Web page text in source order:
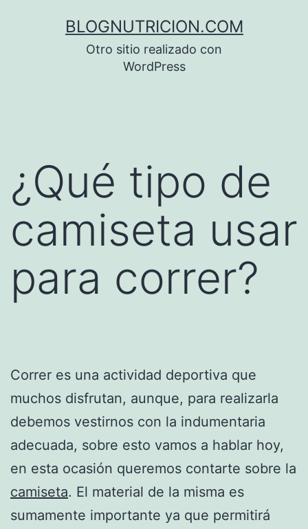
BLOGNUTRICION.COM
Otro sitio realizado con
WordPress
¿Qué tipo de
camiseta usar
para correr?
Correr es una actividad deportiva que
muchos disfrutan, aunque, para realizarla
debemos vestirnos con la indumentaria
adecuada, sobre esto vamos a hablar hoy,
en esta ocasión queremos contarte sobre la
camiseta. El material de la misma es
sumamente importante ya que permitirá